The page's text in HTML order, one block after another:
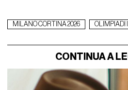
MILANO CORTINA 2026 OLIMPIADI
CONTINUA A